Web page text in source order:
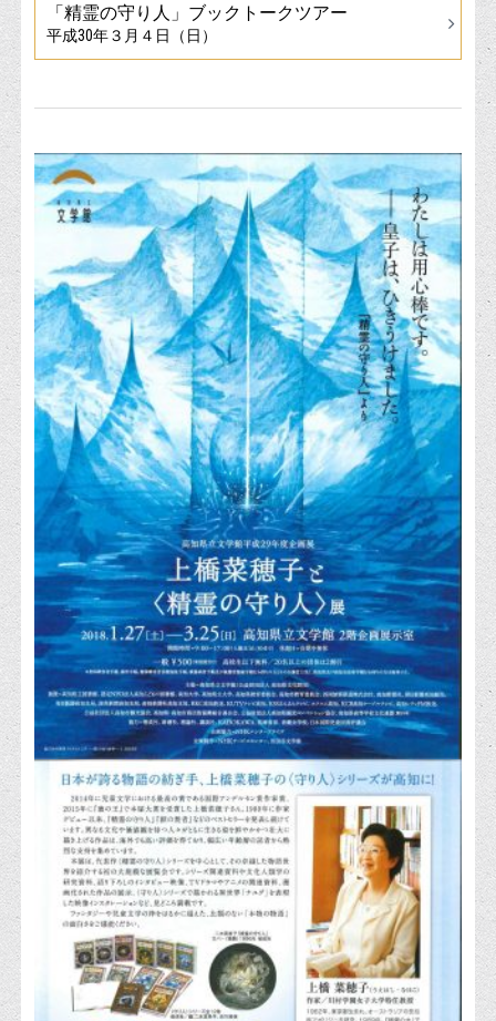
「精霊の守り人」ブックトークツアー
平成30年３月４日（日）